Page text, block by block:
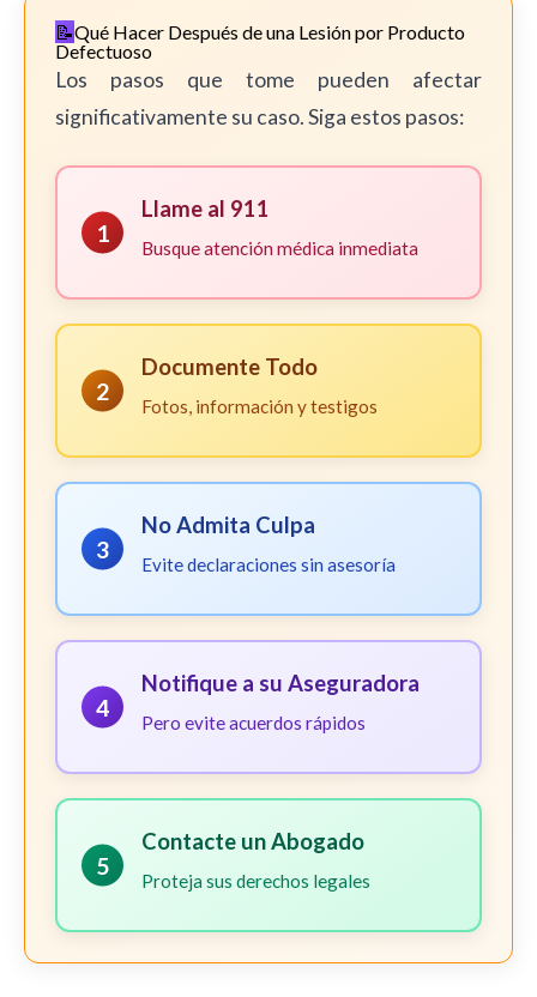
Qué Hacer Después de una Lesión por Producto
Defectuoso
Los pasos que tome pueden afectar
significativamente su caso. Siga estos pasos:
1
Llame al 911
Busque atención médica inmediata
2
Documente Todo
Fotos, información y testigos
3
No Admita Culpa
Evite declaraciones sin asesoría
4
Notifique a su Aseguradora
Pero evite acuerdos rápidos
5
Contacte un Abogado
Proteja sus derechos legales